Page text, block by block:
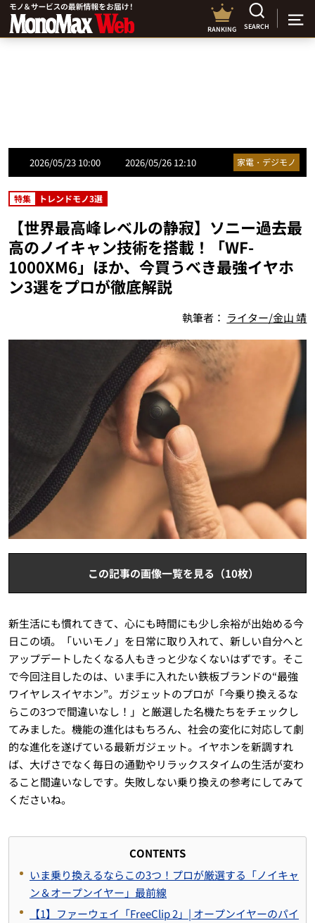
RANKING SEARCH
2026/05/23 10:00 2026/05/26 12:10 家電・デジモノ
特集 トレンドモノ3選
【世界最高峰レベルの静寂】ソニー過去最
高のノイキャン技術を搭載！「WF-
1000XM6」ほか、今買うべき最強イヤホ
ン3選をプロが徹底解説
執筆者： ライター/金山 靖
この記事の画像一覧を見る（10枚）
新生活にも慣れてきて、心にも時間にも少し余裕が出始める今
日この頃。「いいモノ」を日常に取り入れて、新しい自分へと
アップデートしたくなる人もきっと少なくないはずです。そこ
で今回注目したのは、いま手に入れたい鉄板ブランドの“最強
ワイヤレスイヤホン”。ガジェットのプロが「今乗り換えるな
らこの3つで間違いなし！」と厳選した名機たちをチェックし
てみました。機能の進化はもちろん、社会の変化に対応して劇
的な進化を遂げている最新ガジェット。イヤホンを新調すれ
ば、大げさでなく毎日の通勤やリラックスタイムの生活が変わ
ること間違いなしです。失敗しない乗り換えの参考にしてみて
くださいね。
CONTENTS
いま乗り換えるならこの3つ！プロが厳選する「ノイキャ
ン＆オープンイヤー」最前線
【1】ファーウェイ「FreeClip 2」| オープンイヤーのパイ